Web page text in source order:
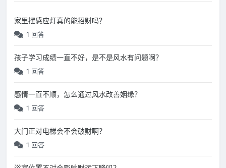
家里摆感应灯真的能招财吗？
1 回答
孩子学习成绩一直不好，是不是风水有问题啊？
1 回答
感情一直不顺，怎么通过风水改善姻缘？
1 回答
大门正对电梯会不会破财啊？
1 回答